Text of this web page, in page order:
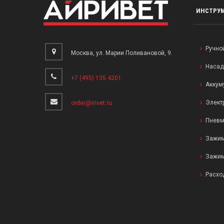
Москва, ул. Марии Поливановой, 9.
+7 (495) 135 4201
order@irivet.ru